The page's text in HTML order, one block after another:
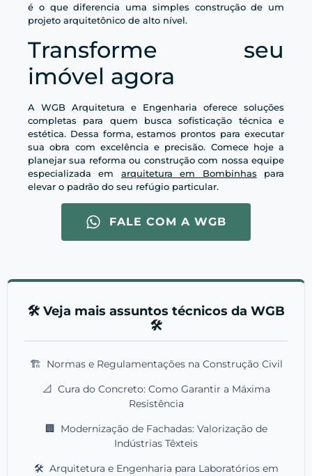
é o que diferencia uma simples construção de um
projeto arquitetônico de alto nível.
Transforme seu
imóvel agora
A WGB Arquitetura e Engenharia oferece soluções
completas para quem busca sofisticação técnica e
estética. Dessa forma, estamos prontos para executar
sua obra com excelência e precisão. Comece hoje a
planejar sua reforma ou construção com nossa equipe
especializada em arquitetura em Bombinhas para
elevar o padrão do seu refúgio particular.
FALE COM A WGB
🛠️ Veja mais assuntos técnicos da WGB
🛠️
🏗️ Normas e Regulamentações na Construção Civil
📐 Cura do Concreto: Como Garantir a Máxima
Resistência
🏢
Modernização de Fachadas: Valorização de
Indústrias Têxteis
🛠️ Arquitetura e Engenharia para Laboratórios em